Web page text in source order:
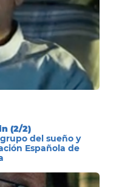
(2/2)
del sueño y
Española de